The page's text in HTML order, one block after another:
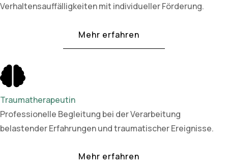
Verhaltensauffälligkeiten mit individueller Förderung.
Mehr erfahren
Traumatherapeutin
Professionelle Begleitung bei der Verarbeitung
belastender Erfahrungen und traumatischer Ereignisse.
Mehr erfahren